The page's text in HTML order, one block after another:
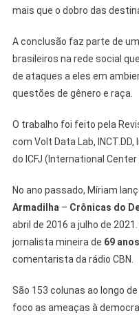
mais que o dobro das
A conclusão faz parte de
brasileiros na rede social
de ataques a eles em
questões de gênero e raça.
O trabalho foi feito pela
com Volt Data Lab,
do ICFJ (International
No ano passado, Míriam
Armadilha– Crônicas do
abril de 2016 a julho de
jornalista mineira de 69 anos
comentarista da rádio CBN.
São 153 colunas ao longo
foco as ameaças à